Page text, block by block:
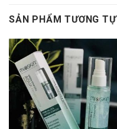
SẢN PHẨM TƯƠNG TỰ